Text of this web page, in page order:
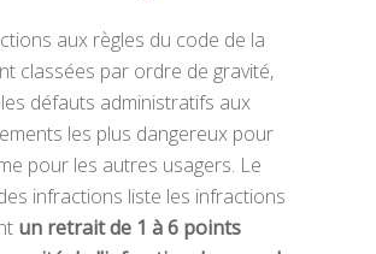
aux règles du code de la
classées par ordre de gravité,
défauts administratifs aux
les plus dangereux pour
pour les autres usagers. Le
infractions liste les infractions
un retrait de 1 à 6 points